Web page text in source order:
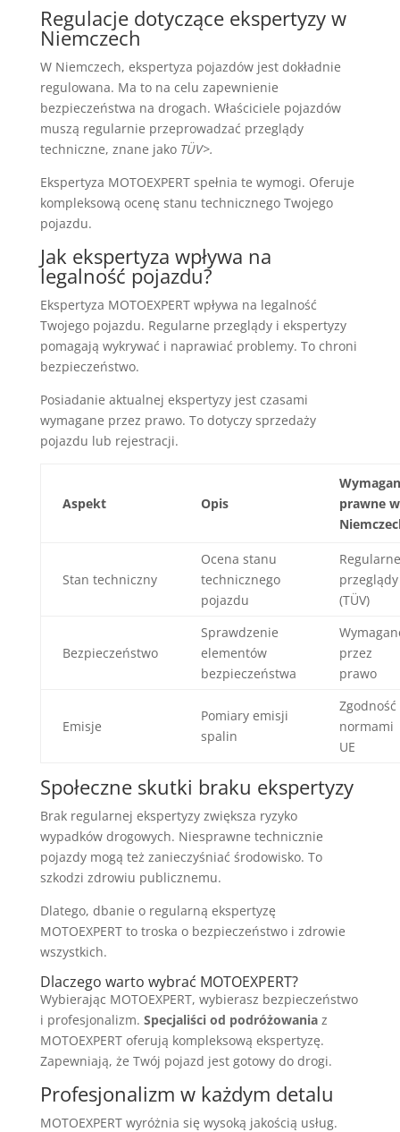
Regulacje dotyczące ekspertyzy w
Niemczech
W Niemczech, ekspertyza pojazdów jest dokładnie
regulowana. Ma to na celu zapewnienie
bezpieczeństwa na drogach. Właściciele pojazdów
muszą regularnie przeprowadzać przeglądy
techniczne, znane jako TÜV>.
Ekspertyza MOTOEXPERT spełnia te wymogi. Oferuje
kompleksową ocenę stanu technicznego Twojego
pojazdu.
Jak ekspertyza wpływa na
legalność pojazdu?
Ekspertyza MOTOEXPERT wpływa na legalność
Twojego pojazdu. Regularne przeglądy i ekspertyzy
pomagają wykrywać i naprawiać problemy. To chroni
bezpieczeństwo.
Posiadanie aktualnej ekspertyzy jest czasami
wymagane przez prawo. To dotyczy sprzedaży
pojazdu lub rejestracji.
Aspekt Opis
prawne w
Stan techniczny
Ocena stanu
technicznego
pojazdu
Regularne
przeglądy
(TÜV)
Bezpieczeństwo
Sprawdzenie
elementów
bezpieczeństwa
przez
prawo
Emisje
Pomiary emisji
spalin
Zgodność
normami
UE
Społeczne skutki braku ekspertyzy
Brak regularnej ekspertyzy zwiększa ryzyko
wypadków drogowych. Niesprawne technicznie
pojazdy mogą też zanieczyśniać środowisko. To
szkodzi zdrowiu publicznemu.
Dlatego, dbanie o regularną ekspertyzę
MOTOEXPERT to troska o bezpieczeństwo i zdrowie
wszystkich.
Dlaczego warto wybrać MOTOEXPERT?
Wybierając MOTOEXPERT, wybierasz bezpieczeństwo
i profesjonalizm. Specjaliści od podróżowaniaz
MOTOEXPERT oferują kompleksową ekspertyzę.
Zapewniają, że Twój pojazd jest gotowy do drogi.
Profesjonalizm w każdym detalu
MOTOEXPERT wyróżnia się wysoką jakością usług.